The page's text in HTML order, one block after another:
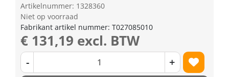
Artikelnummer: 1328360
Niet op voorraad
Fabrikant artikel nummer: T027085010
€ 131,19 excl. BTW
- +